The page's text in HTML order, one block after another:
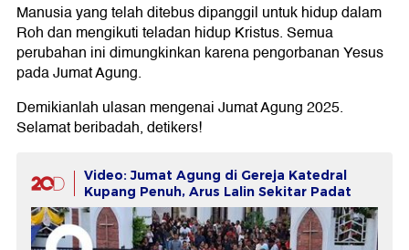
Manusia yang telah ditebus dipanggil untuk hidup dalam
Roh dan mengikuti teladan hidup Kristus. Semua
perubahan ini dimungkinkan karena pengorbanan Yesus
pada Jumat Agung.
Demikianlah ulasan mengenai Jumat Agung 2025.
Selamat beribadah, detikers!
Video: Jumat Agung di Gereja Katedral
Kupang Penuh, Arus Lalin Sekitar Padat